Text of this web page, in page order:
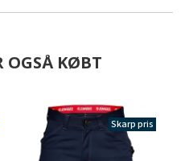
OGSÅ KØBT
Skarp pris